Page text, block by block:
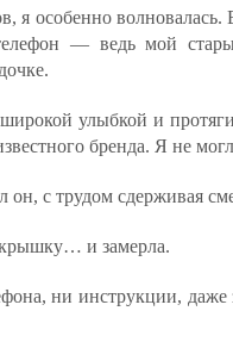
я особенно
— ведь мой
улыбкой и
бренда. Я не
с трудом сдерживая
и замерла.
ни инструкции, даже